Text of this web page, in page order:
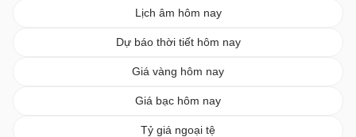
Lịch âm hôm nay
Dự báo thời tiết hôm nay
Giá vàng hôm nay
Giá bạc hôm nay
Tỷ giá ngoại tệ